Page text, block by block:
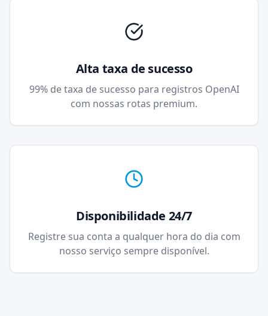
Alta taxa de sucesso
99% de taxa de sucesso para registros OpenAI
com nossas rotas premium.
Disponibilidade 24/7
Registre sua conta a qualquer hora do dia com
nosso serviço sempre disponível.